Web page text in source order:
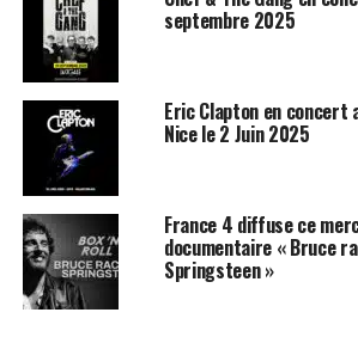
JIMI HENDRIX
QUEEN
septembre 2025
Eric Clapton en concert
Nice le 2 Juin 2025
France 4 diffuse ce
documentaire « Bruce
Springsteen »